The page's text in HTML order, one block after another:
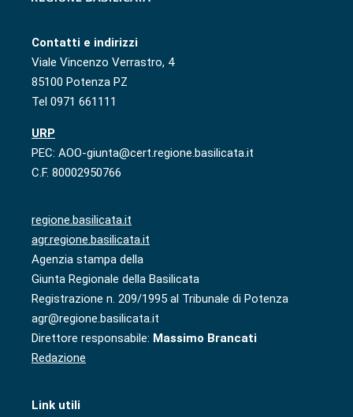
Contatti e indirizzi
Viale Vincenzo Verrastro, 4
85100 Potenza PZ
Tel 0971 661111
URP
PEC: AOO-giunta@cert.regione.basilicata.it
C.F. 80002950766
regione.basilicata.it
agr.regione.basilicata.it
Agenzia stampa della
Giunta Regionale della Basilicata
Registrazione n. 209/1995 al Tribunale di Potenza
agr@regione.basilicata.it
Direttore responsabile: Massimo Brancati
Redazione
Link utili